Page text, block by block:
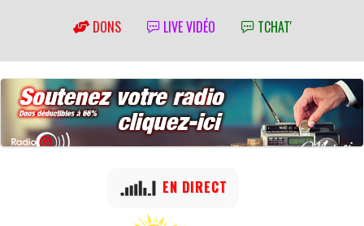
DONS LIVE VIDÉO TCHAT'
EN DIRECT